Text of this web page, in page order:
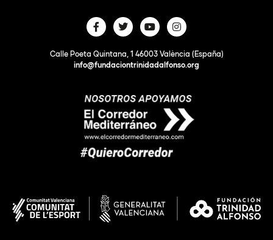
Calle Poeta Quintana, 1 46003 València (España)
info@fundaciontrinidadalfonso.org